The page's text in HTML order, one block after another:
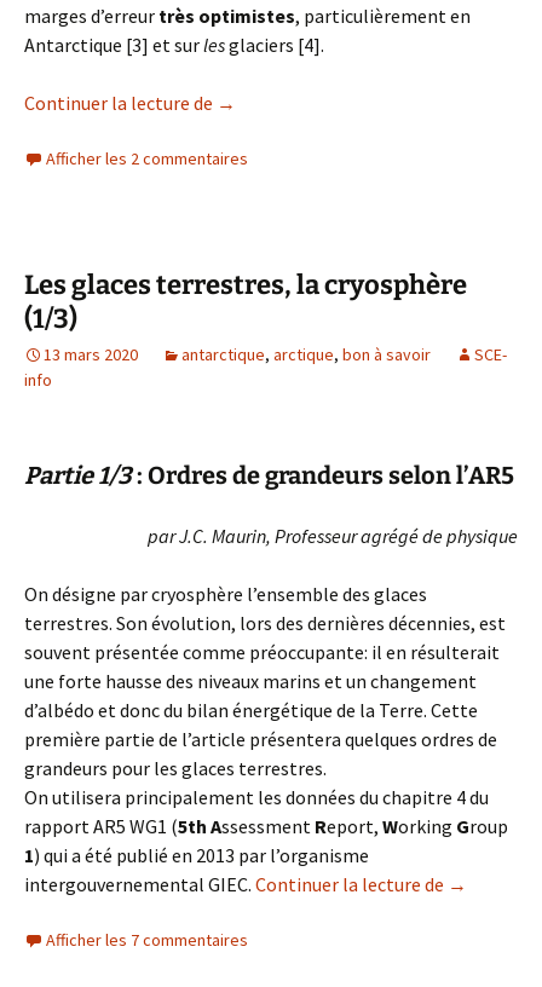
marges d’erreur très optimistes, particulièrement en
Antarctique [3] et surlesglaciers [4].
Continuer la lecture de Les glaces terrestres, la cryosphère 3/3
→
Afficher les 2 commentaires
Les glaces terrestres, la cryosphère
(1/3)
13 mars 2020 antarctique, arctique, bon à savoir
SCE-
info
Partie 1/3: Ordres de grandeurs selon l’AR5
par J.C. Maurin, Professeur agrégé de physique
On désigne par cryosphère l’ensemble des glaces
terrestres. Son évolution, lors des dernières décennies, est
souvent présentée comme préoccupante: il en résulterait
une forte hausse des niveaux marins et un changement
d’albédo et donc du bilan énergétique de la Terre. Cette
première partie de l’article présentera quelques ordres de
grandeurs pour les glaces terrestres.
On utilisera principalement les données du chapitre 4 du
rapport AR5 WG1 (5th Assessment Report, Working Group
1) qui a été publié en 2013 par l’organisme
intergouvernemental GIEC. Continuer la lecture de Les
→
Afficher les 7 commentaires